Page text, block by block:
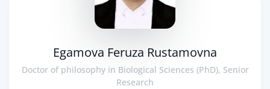
Egamova Feruza Rustamovna
Doctor of philosophy in Biological Sciences (PhD), Senior
Research